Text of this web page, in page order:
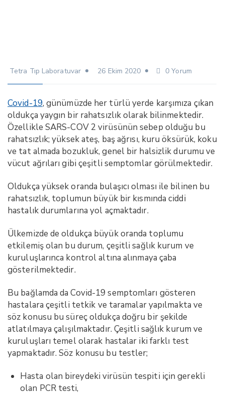
Tetra Tıp Laboratuvar 26 Ekim 2020 0 Yorum
Covid-19, günümüzde her türlü yerde karşımıza çıkan
oldukça yaygın bir rahatsızlık olarak bilinmektedir.
Özellikle SARS-COV 2 virüsünün sebep olduğu bu
rahatsızlık; yüksek ateş, baş ağrısı, kuru öksürük, koku
ve tat almada bozukluk, genel bir halsizlik durumu ve
vücut ağrıları gibi çeşitli semptomlar görülmektedir.
Oldukça yüksek oranda bulaşıcı olması ile bilinen bu
rahatsızlık, toplumun büyük bir kısmında ciddi
hastalık durumlarına yol açmaktadır.
Ülkemizde de oldukça büyük oranda toplumu
etkilemiş olan bu durum, çeşitli sağlık kurum ve
kuruluşlarınca kontrol altına alınmaya çaba
gösterilmektedir.
Bu bağlamda da Covid-19 semptomları gösteren
hastalara çeşitli tetkik ve taramalar yapılmakta ve
söz konusu bu süreç oldukça doğru bir şekilde
atlatılmaya çalışılmaktadır. Çeşitli sağlık kurum ve
kuruluşları temel olarak hastalar iki farklı test
yapmaktadır. Söz konusu bu testler;
Hasta olan bireydeki virüsün tespiti için gerekli
olan PCR testi,